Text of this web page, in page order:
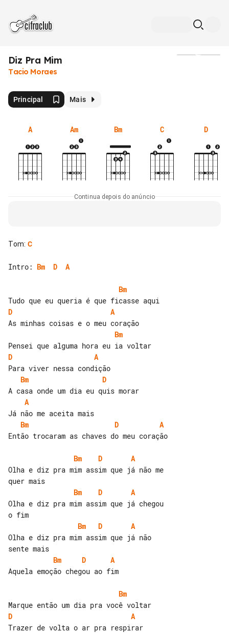
Diz Pra Mim
Tacio Moraes
Principal Mais
A Am Bm C D
Continua depois do anúncio
Tom: C
Intro: Bm D A
Bm
D
A
Bm
D
A
Bm
D
A
Bm
D
A
Então trocaram as chaves do meu coração
Bm D
A
Olha e diz pra mim assim que já não me
Bm
D
A
Olha e diz pra mim assim que já chegou
Bm
D
A
Olha e diz pra mim assim que já não
Bm
D
A
Aquela emoção chegou ao fim
Bm
D
A